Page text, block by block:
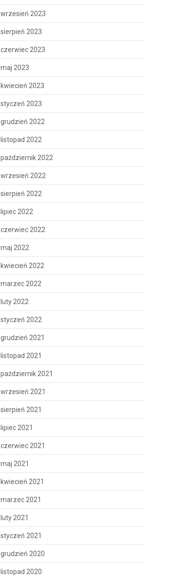
wrzesień 2023
sierpień 2023
czerwiec 2023
maj 2023
kwiecień 2023
styczeń 2023
grudzień 2022
listopad 2022
październik 2022
wrzesień 2022
sierpień 2022
lipiec 2022
czerwiec 2022
maj 2022
kwiecień 2022
marzec 2022
luty 2022
styczeń 2022
grudzień 2021
listopad 2021
październik 2021
wrzesień 2021
sierpień 2021
lipiec 2021
czerwiec 2021
maj 2021
kwiecień 2021
marzec 2021
luty 2021
styczeń 2021
grudzień 2020
listopad 2020